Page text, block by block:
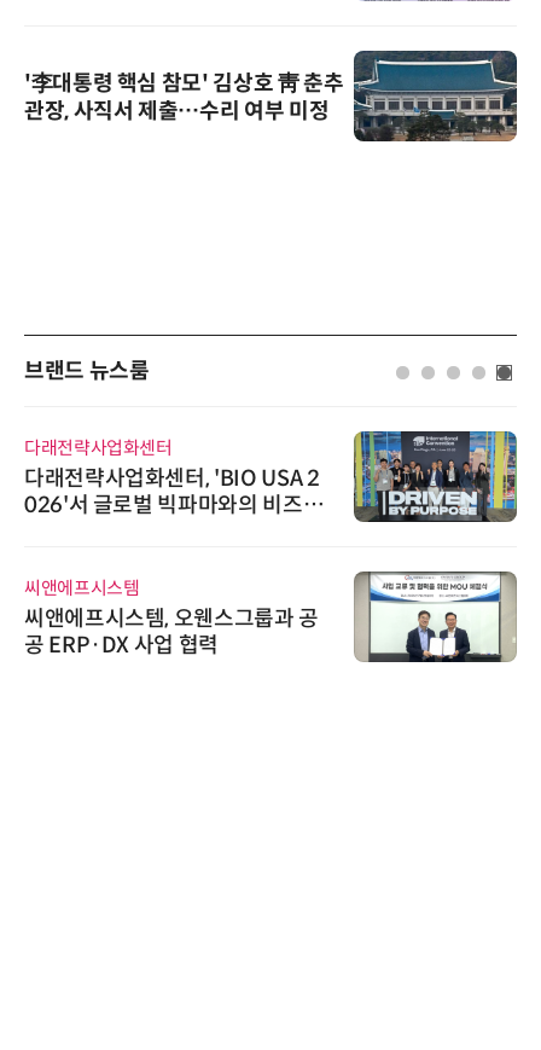
'李대통령 핵심 참모' 김상호 靑 춘추
관장, 사직서 제출…수리 여부 미정
브랜드 뉴스룸
다래전략사업화센터
다래전략사업화센터, 'BIO USA 2
026'서 글로벌 빅파마와의 비즈니
씨앤에프시스템
씨앤에프시스템, 오웬스그룹과 공
공 ERP·DX 사업 협력